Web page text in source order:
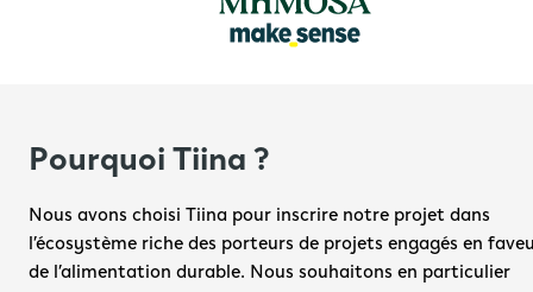
Pourquoi Tiina ?
Nous avons choisi Tiina pour inscrire notre projet dans
l’écosystème riche des porteurs de projets engagés en
de l’alimentation durable. Nous souhaitons en particulier